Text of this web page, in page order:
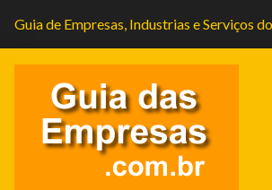
Guia de Empresas, Industrias e Serviços